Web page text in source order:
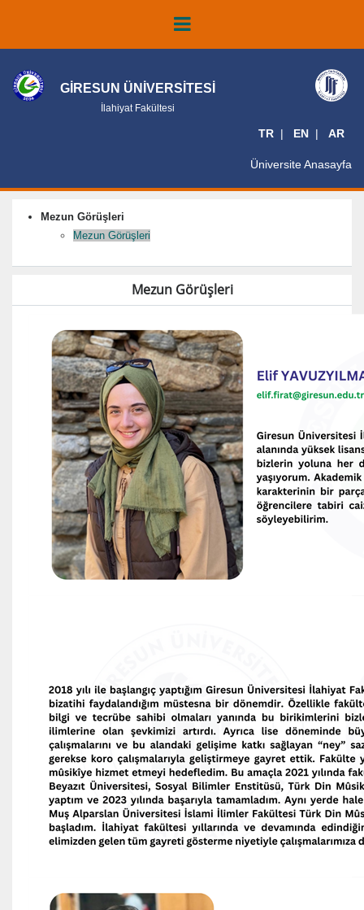
GİRESUN ÜNİVERSİTESİ
İlahiyat Fakültesi
TR EN AR
Üniversite Anasayfa
Mezun Görüşleri
Mezun Görüşleri
Mezun Görüşleri